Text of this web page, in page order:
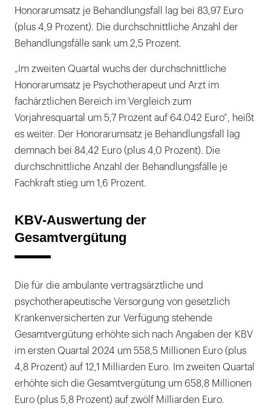
Honorarumsatz je Behandlungsfall lag bei 83,97 Euro
(plus 4,9 Prozent). Die durchschnittliche Anzahl der
Behandlungsfälle sank um 2,5 Prozent.
„Im zweiten Quartal wuchs der durchschnittliche
Honorarumsatz je Psychotherapeut und Arzt im
fachärztlichen Bereich im Vergleich zum
Vorjahresquartal um 5,7 Prozent auf 64.042 Euro“, heißt
es weiter. Der Honorarumsatz je Behandlungsfall lag
demnach bei 84,42 Euro (plus 4,0 Prozent). Die
durchschnittliche Anzahl der Behandlungsfälle je
Fachkraft stieg um 1,6 Prozent.
KBV-Auswertung der
Gesamtvergütung
Die für die ambulante vertragsärztliche und
psychotherapeutische Versorgung von gesetzlich
Krankenversicherten zur Verfügung stehende
Gesamtvergütung erhöhte sich nach Angaben der KBV
im ersten Quartal 2024 um 558,5 Millionen Euro (plus
4,8 Prozent) auf 12,1 Milliarden Euro. Im zweiten Quartal
erhöhte sich die Gesamtvergütung um 658,8 Millionen
Euro (plus 5,8 Prozent) auf zwölf Milliarden Euro.